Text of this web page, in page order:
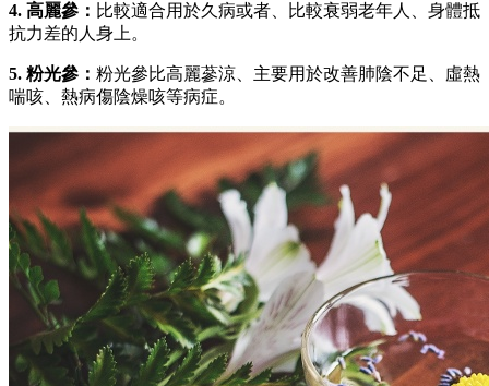
4. 高麗參： 比較適合用於久病或者、比較衰弱老年人、身體抵
抗力差的人身上。
5. 粉光參： 粉光參比高麗蔘涼、主要用於改善肺陰不足、虛熱
喘咳、熱病傷陰燥咳等病症。